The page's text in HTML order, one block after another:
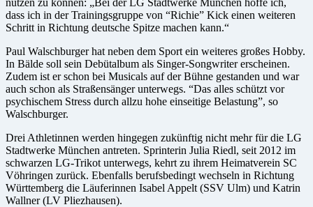
dass ich in der Trainingsgruppe von “Richie” Kick einen weiteren
Schritt in Richtung deutsche Spitze machen kann.“
Paul Walschburger hat neben dem Sport ein weiteres großes Hobby.
In Bälde soll sein Debütalbum als Singer-Songwriter erscheinen.
Zudem ist er schon bei Musicals auf der Bühne gestanden und war
auch schon als Straßensänger unterwegs. “Das alles schützt vor
psychischem Stress durch allzu hohe einseitige Belastung”, so
Walschburger.
Drei Athletinnen werden hingegen zukünftig nicht mehr für die LG
Stadtwerke München antreten. Sprinterin Julia Riedl, seit 2012 im
schwarzen LG-Trikot unterwegs, kehrt zu ihrem Heimatverein SC
Vöhringen zurück. Ebenfalls berufsbedingt wechseln in Richtung
Württemberg die Läuferinnen Isabel Appelt (SSV Ulm) und Katrin
Wallner (LV Pliezhausen).